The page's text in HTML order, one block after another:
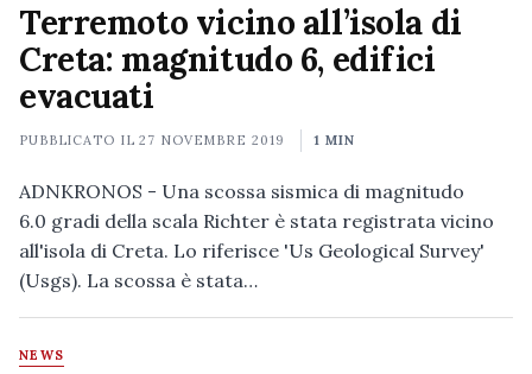
Terremoto vicino all’isola di
Creta: magnitudo 6, edifici
evacuati
PUBBLICATO IL27 NOVEMBRE 2019 1 MIN
ADNKRONOS - Una scossa sismica di magnitudo
6.0 gradi della scala Richter è stata registrata vicino
all'isola di Creta. Lo riferisce 'Us Geological Survey'
(Usgs). La scossa è stata…
NEWS